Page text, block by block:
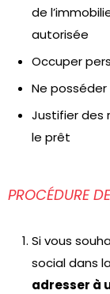
de
autorisée
Occuper
Ne
Justifier des
le prêt
PROCÉDURE
Si vous
social dans
adresser à